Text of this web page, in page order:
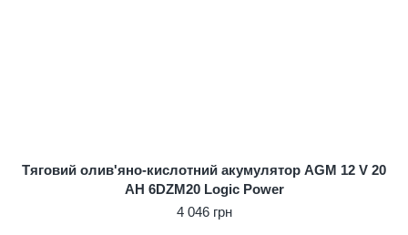
Тяговий олив'яно-кислотний акумулятор AGM 12 V 20
AH 6DZM20 Logic Power
4 046 грн